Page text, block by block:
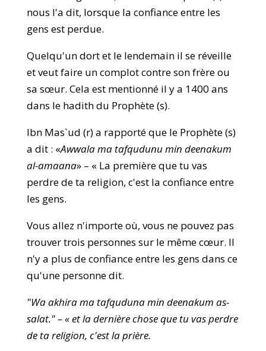
nous l'a dit, lorsque la confiance entre les
gens est perdue.
Quelqu'un dort et le lendemain il se réveille
et veut faire un complot contre son frère ou
sa sœur. Cela est mentionné il y a 1400 ans
dans le hadith du Prophète (s).
Ibn Mas`ud (r) a rapporté que le Prophète (s)
a dit : «Awwala ma tafqudunu min deenakum
al-amaana» – « La première que tu vas
perdre de ta religion, c'est la confiance entre
les gens.
Vous allez n'importe où, vous ne pouvez pas
trouver trois personnes sur le même cœur. Il
n'y a plus de confiance entre les gens dans ce
qu'une personne dit.
"Wa akhira ma tafquduna min deenakum as-
salat." – « et la dernière chose que tu vas perdre
de ta religion, c'est la prière.